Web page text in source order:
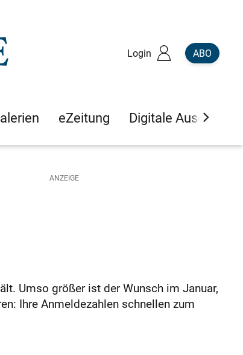
Login ABO
eZeitung Digitale Ausgaben
Umso größer ist der Wunsch im Januar,
Ihre Anmeldezahlen schnellen zum